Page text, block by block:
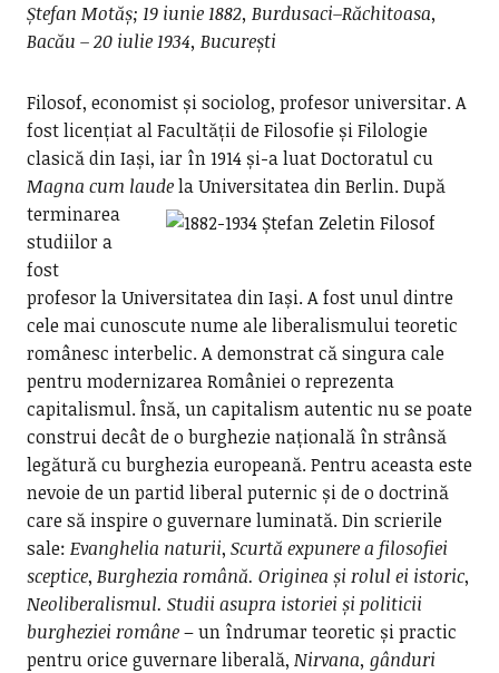
Ștefan Motăș; 19 iunie 1882, Burdusaci–Răchitoasa,
Bacău – 20 iulie 1934, București
Filosof, economist și sociolog, profesor universitar. A
fost licențiat al Facultății de Filosofie și Filologie
clasică din Iași, iar în 1914 și-a luat Doctoratul cu
Magna cum laudela Universitatea din Berlin.După
terminarea
studiilor a
fost
profesor la Universitatea din Iași. A fost unul dintre
cele mai cunoscute nume ale liberalismului teoretic
românesc interbelic. A demonstrat că singura cale
pentru modernizarea României o reprezenta
capitalismul. Însă, un capitalism autentic nu se poate
construi decât de o burghezie națională în strânsă
legătură cu burghezia europeană. Pentru aceasta este
nevoie de un partid liberal puternic și de o doctrină
care să inspire o guvernare luminată. Din scrierile
sale: Evanghelia naturii, Scurtă expunere a filosofiei
sceptice, Burghezia română. Originea și rolul ei istoric,
Neoliberalismul. Studii asupra istoriei și politicii
burgheziei române– un îndrumar teoretic și practic
pentru orice guvernare liberală, Nirvana, gânduri